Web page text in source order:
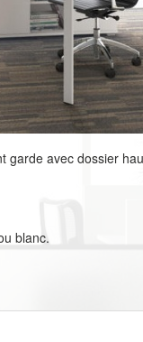
garde avec dossier
blanc.